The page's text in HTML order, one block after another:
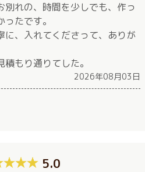
れの、時間を少しでも、作っ
たです。
に、入れてくださって、ありが
もり通りてした。
2026年08月03日
5.0